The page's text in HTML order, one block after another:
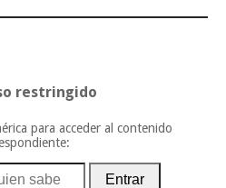
restringido
para acceder al contenido
Entrar